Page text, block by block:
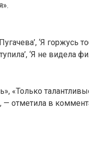
‘Я горжусь
‘Я не видела
«Только
отметила в